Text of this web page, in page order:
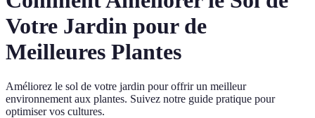
Votre Jardin pour de
Meilleures Plantes
Améliorez le sol de votre jardin pour offrir un meilleur
environnement aux plantes. Suivez notre guide pratique pour
optimiser vos cultures.